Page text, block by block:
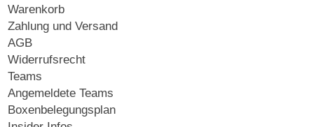
Warenkorb
Zahlung und Versand
AGB
Widerrufsrecht
Teams
Angemeldete Teams
Boxenbelegungsplan